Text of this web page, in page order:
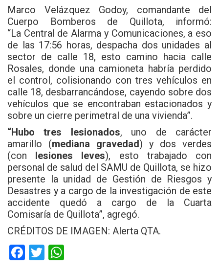
Marco Velázquez Godoy, comandante del
Cuerpo Bomberos de Quillota, informó:
“La Central de Alarma y Comunicaciones, a eso
de las 17:56 horas, despacha dos unidades al
sector de calle 18, esto camino hacia calle
Rosales, donde una camioneta habría perdido
el control, colisionando con tres vehículos en
calle 18, desbarrancándose, cayendo sobre dos
vehículos que se encontraban estacionados y
sobre un cierre perimetral de una vivienda”.
“Hubo tres lesionados, uno de carácter
amarillo (mediana gravedad) y dos verdes
(con lesiones leves), esto trabajado con
personal de salud del SAMU de Quillota, se hizo
presente la unidad de Gestión de Riesgos y
Desastres y a cargo de la investigación de este
accidente quedó a cargo de la Cuarta
Comisaría de Quillota”, agregó.
CRÉDITOS DE IMAGEN: Alerta QTA.
F
T